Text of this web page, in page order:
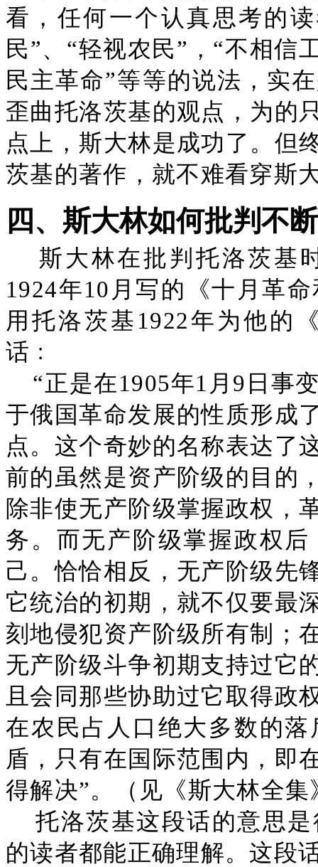
看，任何一个认真思考的
民”、“轻视农民”，“不相信
民主革命”等等的说法，实
歪曲托洛茨基的观点，为的
点上，斯大林是成功了。但
茨基的著作，就不难看穿斯
四、斯大林如何批判不
斯大林在批判托洛茨基
1924年10月写的《十月革
用托洛茨基1922年为他的
话﹕
“正是在1905年1月9日事
于俄国革命发展的性质形成
点。这个奇妙的名称表达了
前的虽然是资产阶级的目的
除非使无产阶级掌握政权，
务。而无产阶级掌握政权
己。恰恰相反，无产阶级先
它统治的初期，就不仅要最
刻地侵犯资产阶级所有制；
无产阶级斗争初期支持过它
且会同那些协助过它取得政
在农民占人口绝大多数的
盾，只有在国际范围内，即
得解决”。（见《斯大林全
托洛茨基这段话的意思
的读者都能正确理解。这段